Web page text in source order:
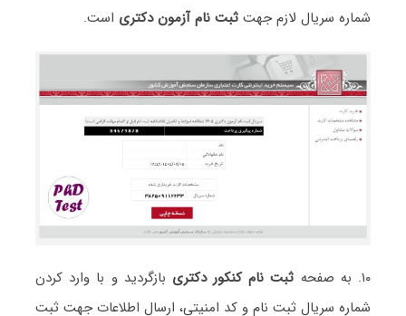
شماره سریال لازم جهتثبت نام آزمون دکتری است.
۱۰. به صفحه ثبت نام کنکور دکتری بازگردید و با وارد کردن
شماره سریال ثبت نام و کد امنیتی، ارسال اطلاعات جهت ثبت